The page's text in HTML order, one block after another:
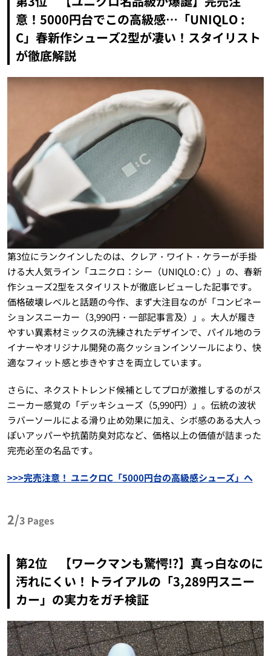
意！5000円台でこの高級感…「UNIQLO :
C」春新作シューズ2型が凄い！スタイリスト
が徹底解説
第3位にランクインしたのは、クレア・ワイト・ケラーが手掛
ける大人気ライン「ユニクロ：シー（UNIQLO : C）」の、春新
作シューズ2型をスタイリストが徹底レビューした記事です。
価格破壊レベルと話題の今作、まず大注目なのが「コンビネー
ションスニーカー（3,990円・一部記事言及）」。大人が履き
やすい異素材ミックスの洗練されたデザインで、パイル地のラ
イナーやオリジナル開発の高クッションインソールにより、快
適なフィット感と歩きやすさを両立しています。
さらに、ネクストトレンド候補としてプロが激推しするのがス
ニーカー感覚の「デッキシューズ（5,990円）」。伝統の波状
ラバーソールによる滑り止め効果に加え、シボ感のある大人っ
ぽいアッパーや抗菌防臭対応など、価格以上の価値が詰まった
完売必至の名品です。
>>>完売注意！ ユニクロC「5000円台の高級感シューズ」へ
2/3 Pages
第2位 【ワークマンも驚愕!?】真っ白なのに
汚れにくい！トライアルの「3,289円スニー
カー」の実力をガチ検証